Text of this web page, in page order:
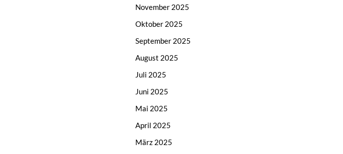
November 2025
Oktober 2025
September 2025
August 2025
Juli 2025
Juni 2025
Mai 2025
April 2025
März 2025